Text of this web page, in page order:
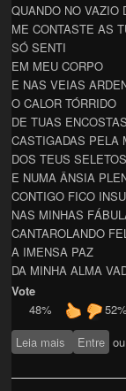
QUANDO NO VAZIO
ME CONTASTE AS
SÓ SENTI
EM MEU CORPO
E NAS VEIAS
O CALOR TÓRRIDO
DE TUAS ENCOSTAS
CASTIGADAS PELA
DOS TEUS
E NUMA ÂNSIA
CONTIGO FICO
NAS MINHAS
CANTAROLANDO
A IMENSA PAZ
DA MINHA ALMA
Vote
48%
52%
Leia mais sobre A
Entre ou